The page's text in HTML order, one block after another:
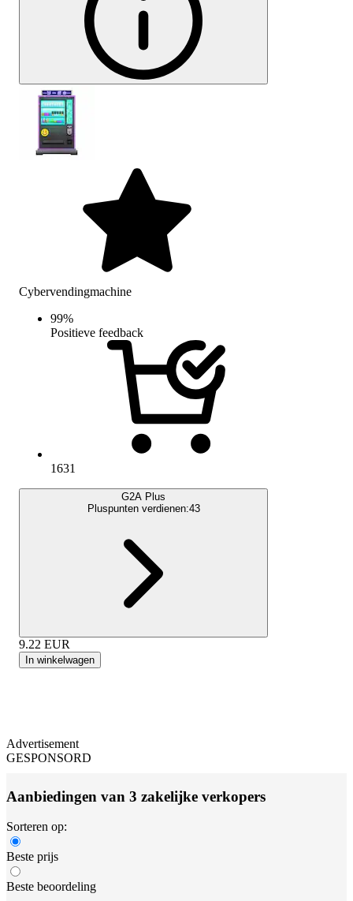
Cybervendingmachine
99%
Positieve feedback
1631
G2A Plus
Pluspunten verdienen:43
9.22 EUR
In winkelwagen
Advertisement
GESPONSORD
Aanbiedingen van 3 zakelijke verkopers
Sorteren op:
Beste prijs
Beste beoordeling